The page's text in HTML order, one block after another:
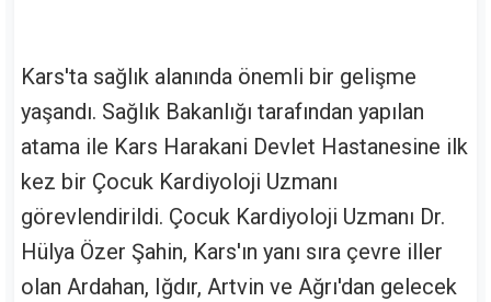
Kars'ta sağlık alanında önemli bir gelişme
yaşandı. Sağlık Bakanlığı tarafından yapılan
atama ile Kars Harakani Devlet Hastanesine ilk
kez bir Çocuk Kardiyoloji Uzmanı
görevlendirildi. Çocuk Kardiyoloji Uzmanı Dr.
Hülya Özer Şahin, Kars'ın yanı sıra çevre iller
olan Ardahan, Iğdır, Artvin ve Ağrı'dan gelecek